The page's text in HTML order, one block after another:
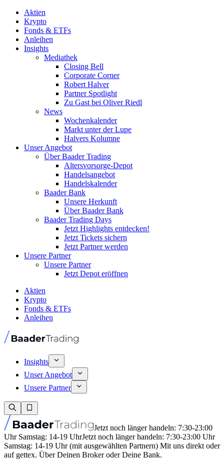
Aktien
Krypto
Fonds & ETFs
Anleihen
Insights
Mediathek
Closing Bell
Corporate Corner
Robert Halver
Partner Spotlight
Zu Gast bei Oliver Riedl
News
Wochenkalender
Markt unter der Lupe
Halvers Kolumne
Unser Angebot
Über Baader Trading
Altersvorsorge-Depot
Handelsangebot
Handelskalender
Baader Bank
Unsere Herkunft
Über Baader Bank
Baader Trading Days
Jetzt Highlights entdecken!
Jetzt Tickets sichern
Jetzt Partner werden
Unsere Partner
Unsere Partner
Jetzt Depot eröffnen
Aktien
Krypto
Fonds & ETFs
Anleihen
Insights
Unser Angebot
Unsere Partner
Jetzt noch länger handeln: 7:30-23:00
Uhr Samstag: 14-19 UhrJetzt noch länger handeln: 7:30-23:00 Uhr
Samstag: 14-19 Uhr (mit ausgewählten Partnern) Mit uns direkt oder
auf gettex. Über Deinen Broker oder Deine Bank.